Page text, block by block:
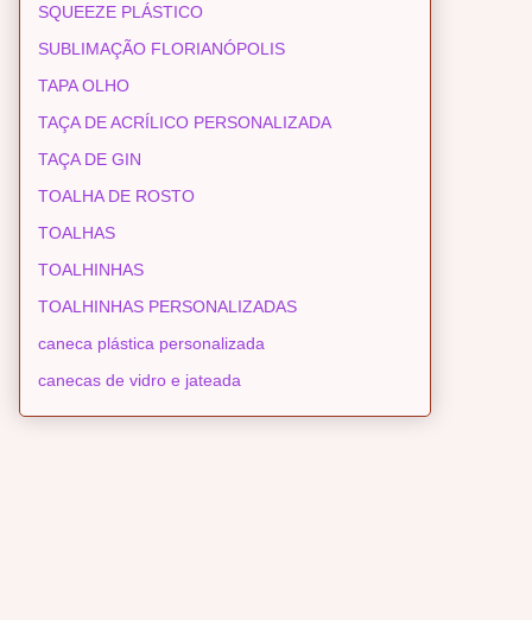
SQUEEZE PLÁSTICO
SUBLIMAÇÃO FLORIANÓPOLIS
TAPA OLHO
TAÇA DE ACRÍLICO PERSONALIZADA
TAÇA DE GIN
TOALHA DE ROSTO
TOALHAS
TOALHINHAS
TOALHINHAS PERSONALIZADAS
caneca plástica personalizada
canecas de vidro e jateada